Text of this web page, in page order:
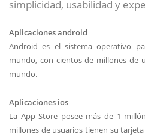
simplicidad, usabilidad y
Aplicaciones android
Android es el sistema operativo
mundo, con cientos de millones de
mundo.
Aplicaciones ios
La App Store posee más de 1
millones de usuarios tienen su